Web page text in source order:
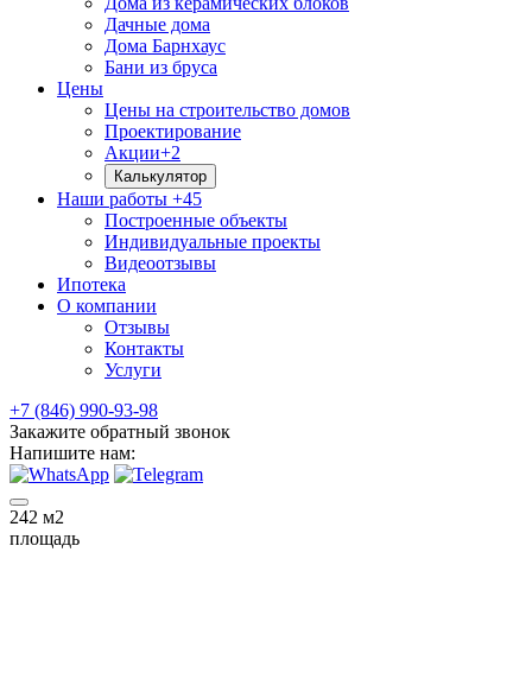
Дачные дома
Дома Барнхаус
Бани из бруса
Цены
Цены на строительство домов
Проектирование
Акции+2
Калькулятор
Наши работы +45
Построенные объекты
Индивидуальные проекты
Видеоотзывы
Ипотека
О компании
Отзывы
Контакты
Услуги
+7 (846) 990-93-98
Закажите обратный звонок
Напишите нам:
242 м2
площадь